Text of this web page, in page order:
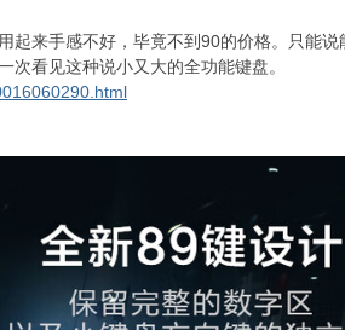
起来手感不好，毕竟不到90的价格。只能说
次看见这种说小又大的全功能键盘。